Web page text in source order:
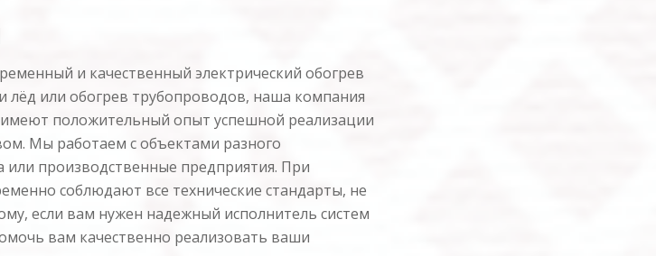
и качественный электрический обогрев
лёд или обогрев трубопроводов, наша компания
положительный опыт успешной реализации
Мы работаем с объектами разного
или производственные предприятия. При
соблюдают все технические стандарты, не
если вам нужен надежный исполнитель систем
вам качественно реализовать ваши